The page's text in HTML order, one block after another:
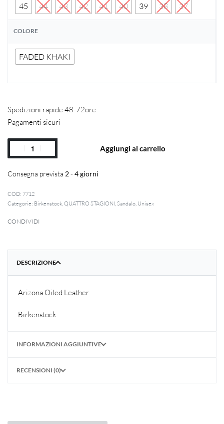
45 44 43 42 41 40 39 38 37
COLORE
FADED KHAKI
Spedizioni rapide 48-72ore
Pagamenti sicuri
Aggiungi al carrello
Consegna prevista 2 - 4 giorni
7712
Categorie: Birkenstock,QUATTRO STAGIONI,Sandalo, Unisex
CONDIVIDI
DESCRIZIONE
Arizona Oiled Leather
Birkenstock
INFORMAZIONI AGGIUNTIVE
RECENSIONI (0)